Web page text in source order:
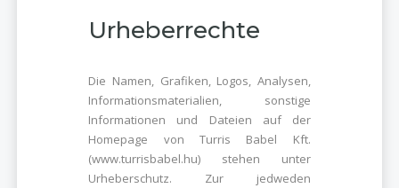
Urheberrechte
Die Namen, Grafiken, Logos, Analysen,
Informationsmaterialien, sonstige
Informationen und Dateien auf der
Homepage von Turris Babel Kft.
(www.turrisbabel.hu) stehen unter
Urheberschutz. Zur jedweden